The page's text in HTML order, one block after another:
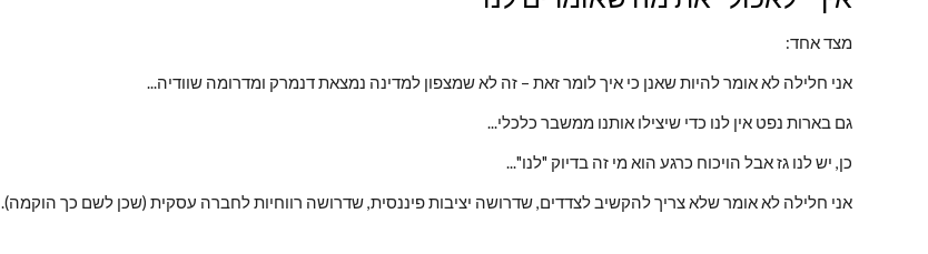
מצד אחד:
אני חלילה לא אומר להיות שאנן כי איך לומר זאת – זה לא שמצפון למדינה נמצאת דנמרק ומדרומה שוודיה...
גם בארות נפט אין לנו כדי שיצילו אותנו ממשבר כלכלי...
כן, יש לנו גז אבל הויכוח כרגע הוא מי זה בדיוק "לנו"...
אני חלילה לא אומר שלא צריך להקשיב לצדדים, שדרושה יציבות פיננסית, שדרושה רווחיות לחברה עסקית (שכן לשם כך הוקמה).